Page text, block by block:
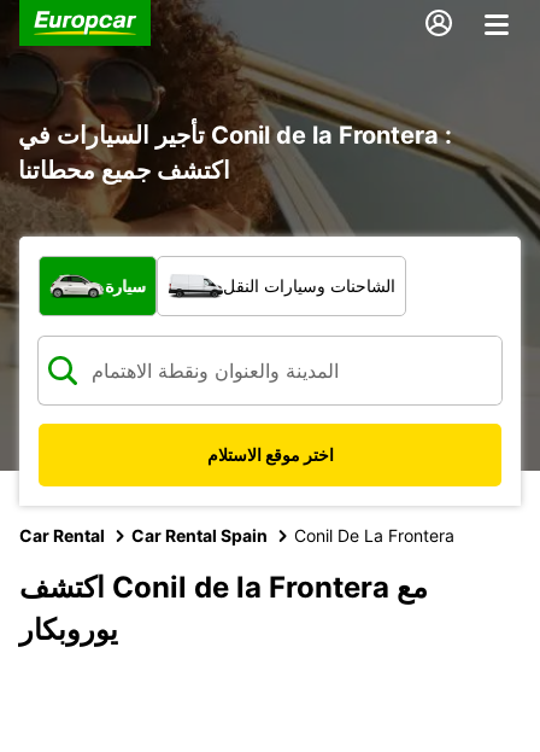
تأجير السيارات في Conil de la Frontera :
اكتشف جميع محطاتنا
ما نوع المركبة؟
سيارة الشاحنات وسيارات النقل
اختر موقع الاستلام
Car Rental Car Rental Spain Conil De La Frontera
اكتشف Conil de la Frontera مع
يوروبكار